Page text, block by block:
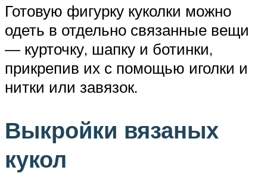
Готовую фигурку куколки можно
одеть в отдельно связанные вещи
— курточку, шапку и ботинки,
прикрепив их с помощью иголки и
нитки или завязок.
Выкройки вязаных
кукол